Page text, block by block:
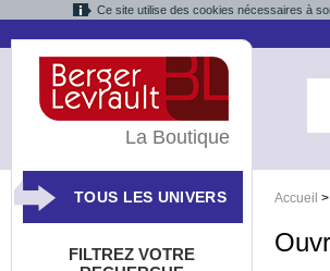
Ce site utilise des cookies nécessaires à
Accueil >
La Boutique
TOUS LES UNIVERS
FILTREZ VOTRE